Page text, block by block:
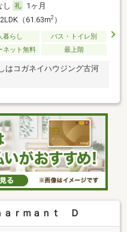
し
1ヶ月
（61.63m2）
暮らし
バス・トイレ別
ネット無料 最上階
はコガネイハウジング古河
ｒｍａｎｔ Ｄ